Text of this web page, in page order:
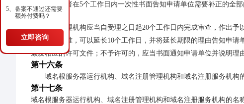
构应当场或者在5个工作日内一次性书面告知申请单位需要补正的全
第十五条
电信管理机构应当自受理之日起20个工作日内完成审查，作出
构负责人批准，可以延长10个工作日，并将延长期限的理由告知申
颁发相应的许可文件；不予许可的，应当书面通知申请单位并说明理
第十六条
域名根服务器运行机构、域名注册管理机构和域名注册服务机构
第十七条
域名根服务器运行机构、域名注册管理机构和域名注册服务机构的
5、 备案不通过还需要
额外付费吗？
立即咨询